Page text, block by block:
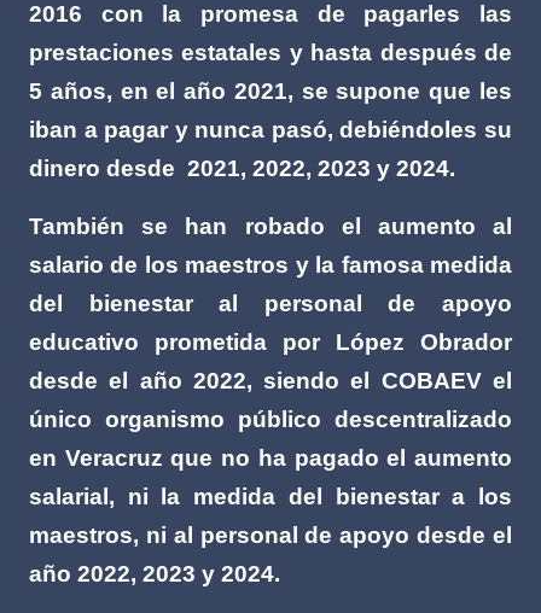
2016 con la promesa de pagarles las
prestaciones estatales y hasta después de
5 años, en el año 2021, se supone que les
iban a pagar y nunca pasó, debiéndoles su
dinero desde 2021, 2022, 2023 y 2024.
También se han robado el aumento al
salario de los maestros y la famosa medida
del bienestar al personal de apoyo
educativo prometida por López Obrador
desde el año 2022, siendo el COBAEV el
único organismo público descentralizado
en Veracruz que no ha pagado el aumento
salarial, ni la medida del bienestar a los
maestros, ni al personal de apoyo desde el
año 2022, 2023 y 2024.